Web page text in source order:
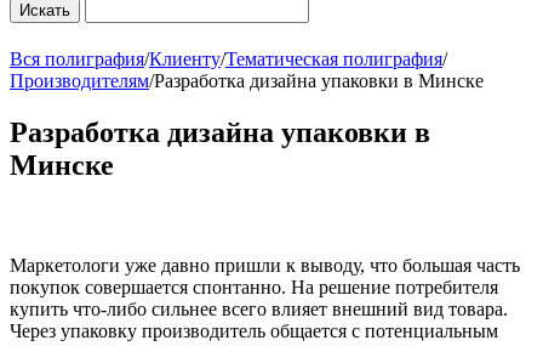
Искать
Вся полиграфия/Клиенту/Тематическая полиграфия/
Производителям/Разработка дизайна упаковки в Минске
Разработка дизайна упаковки в
Минске
Маркетологи уже давно пришли к выводу, что большая часть
покупок совершается спонтанно. На решение потребителя
купить что-либо сильнее всего влияет внешний вид товара.
Через упаковку производитель общается с потенциальным